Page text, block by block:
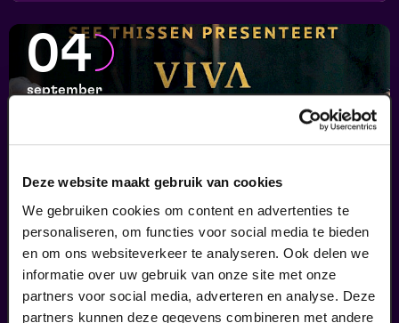
Deze website maakt gebruik van cookies
We gebruiken cookies om content en advertenties te
personaliseren, om functies voor social media te bieden
en om ons websiteverkeer te analyseren. Ook delen we
informatie over uw gebruik van onze site met onze
partners voor social media, adverteren en analyse. Deze
partners kunnen deze gegevens combineren met andere
04
september
Viva Classic Live
FilmMuziek